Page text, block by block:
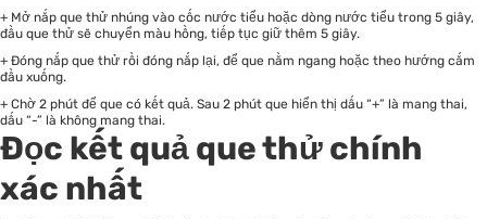
+ Mở nắp que thử nhúng vào cốc nước tiểu hoặc dòng nước tiểu trong 5 giây,
đầu que thử sẽ chuyển màu hồng, tiếp tục giữ thêm 5 giây.
+ Đóng nắp que thử rồi đóng nắp lại, để que nằm ngang hoặc theo hướng cắm
đầu xuống.
+ Chờ 2 phút để que có kết quả. Sau 2 phút que hiển thị dấu “+” là mang thai,
dấu “-” là không mang thai.
Đọc kết quả que thử chính
xác nhất